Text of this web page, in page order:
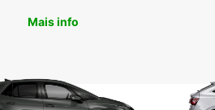
Mais info